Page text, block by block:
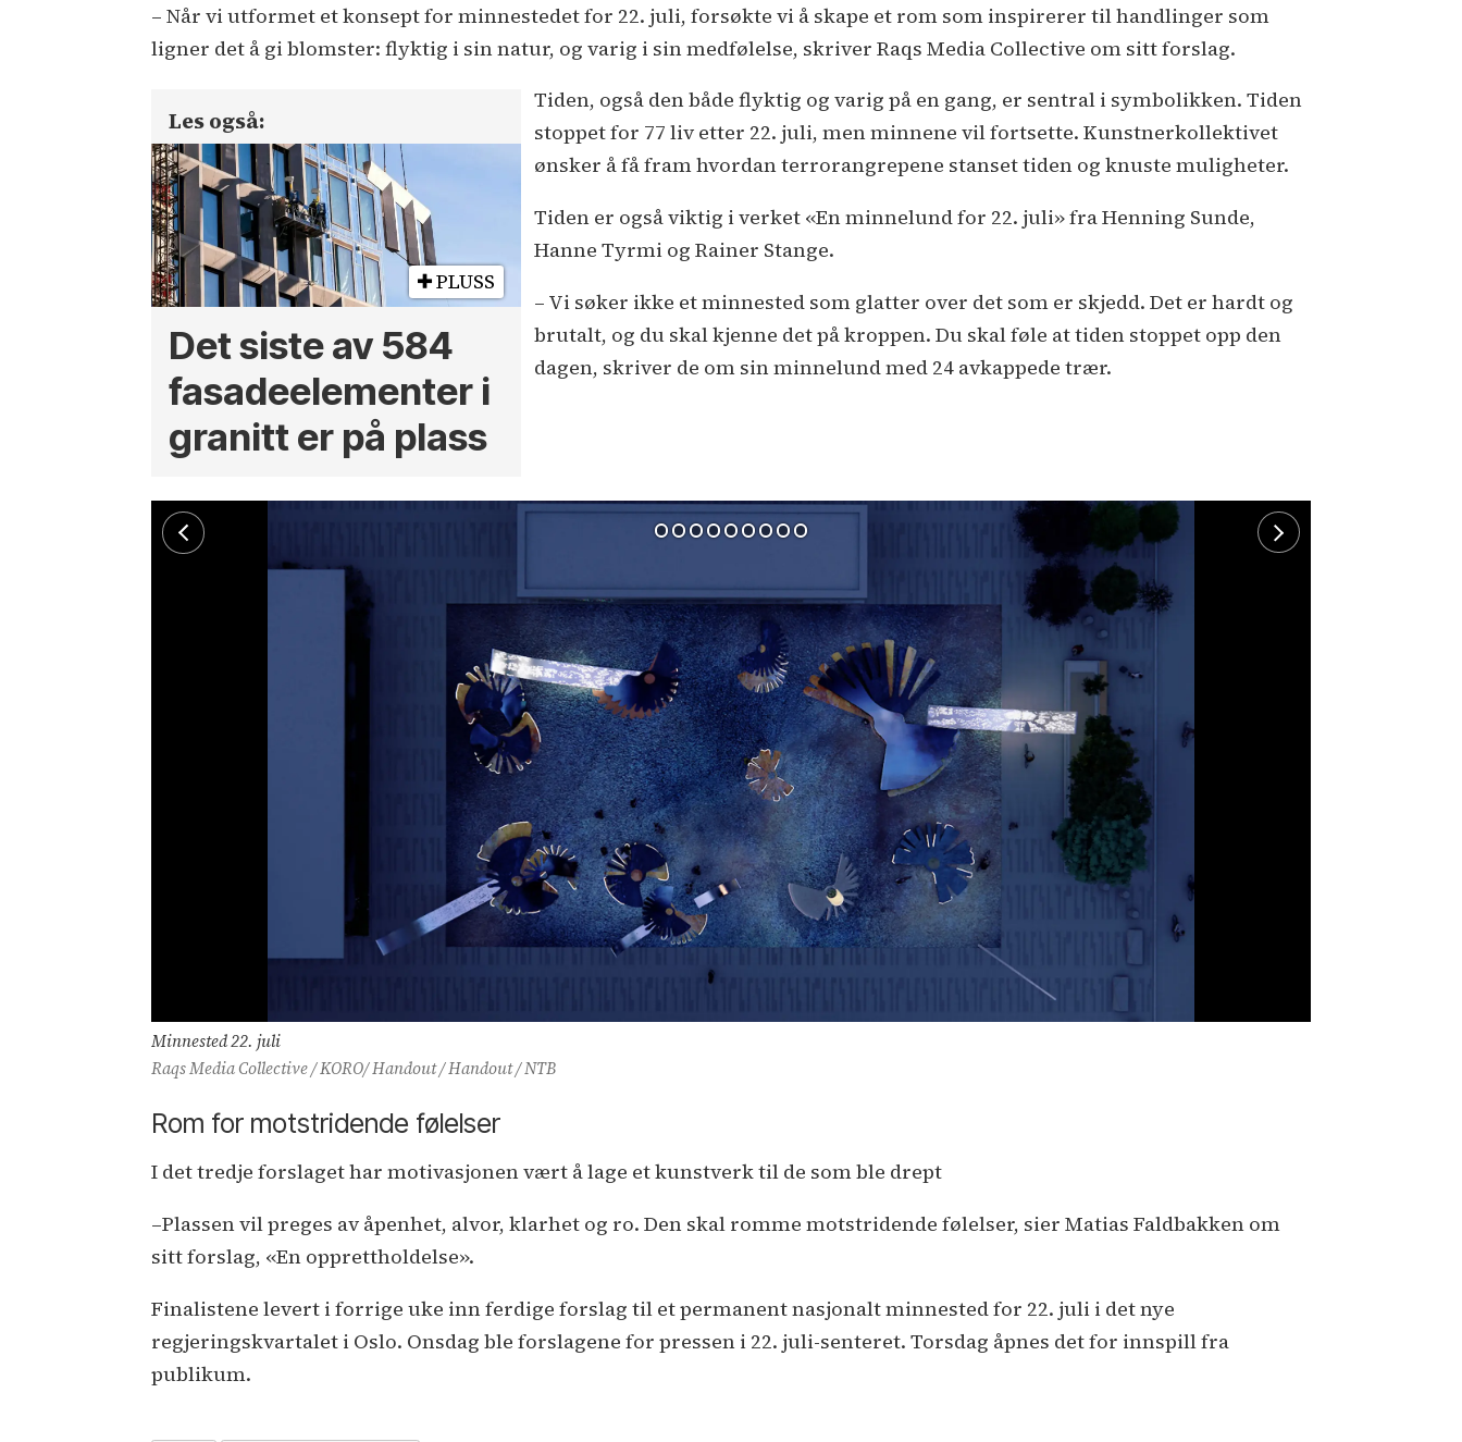
– Når vi utformet et konsept for minnestedet for 22. juli, forsøkte vi å skape et rom som inspirerer til handlinger som
ligner det å gi blomster: flyktig i sin natur, og varig i sin medfølelse, skriver Raqs Media Collective om sitt forslag.
Les også:
PLUSS
Det siste av 584
fasade­­elementer i
granitt er på plass
Tiden, også den både flyktig og varig på en gang, er sentral i symbolikken. Tiden
stoppet for 77 liv etter 22. juli, men minnene vil fortsette. Kunstnerkollektivet
ønsker å få fram hvordan terrorangrepene stanset tiden og knuste muligheter.
Tiden er også viktig i verket «En minnelund for 22. juli» fra Henning Sunde,
Hanne Tyrmi og Rainer Stange.
– Vi søker ikke et minnested som glatter over det som er skjedd. Det er hardt og
brutalt, og du skal kjenne det på kroppen. Du skal føle at tiden stoppet opp den
dagen, skriver de om sin minnelund med 24 avkappede trær.
Minnested 22. juli
Raqs Media Collective / KORO/ Handout / Handout / NTB
Rom for motstridende følelser
I det tredje forslaget har motivasjonen vært å lage et kunstverk til de som ble drept
–Plassen vil preges av åpenhet, alvor, klarhet og ro. Den skal romme motstridende følelser, sier Matias Faldbakken om
sitt forslag, «En opprettholdelse».
Finalistene levert i forrige uke inn ferdige forslag til et permanent nasjonalt minnested for 22. juli i det nye
regjeringskvartalet i Oslo. Onsdag ble forslagene for pressen i 22. juli-senteret. Torsdag åpnes det for innspill fra
publikum.